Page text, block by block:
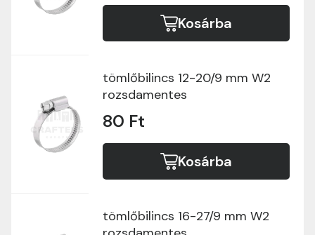
Kosárba
tömlőbilincs 12-20/9 mm W2
rozsdamentes
80 Ft
Kosárba
tömlőbilincs 16-27/9 mm W2